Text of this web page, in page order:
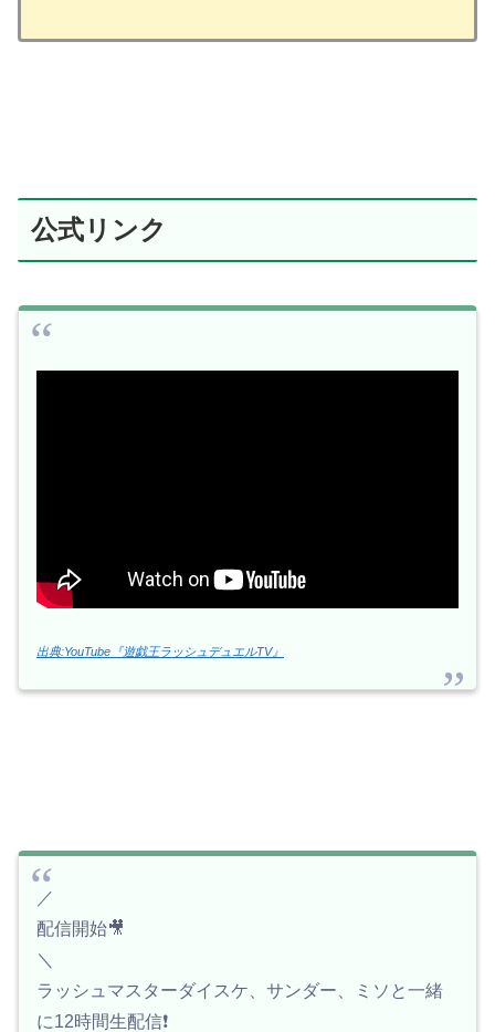
公式リンク
出典:YouTube『遊戯王ラッシュデュエルTV』
／
配信開始🎥
＼
ラッシュマスターダイスケ、サンダー、ミソと一緒
に12時間生配信❗️